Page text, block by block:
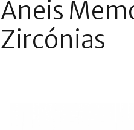
Aneis
Zircónias